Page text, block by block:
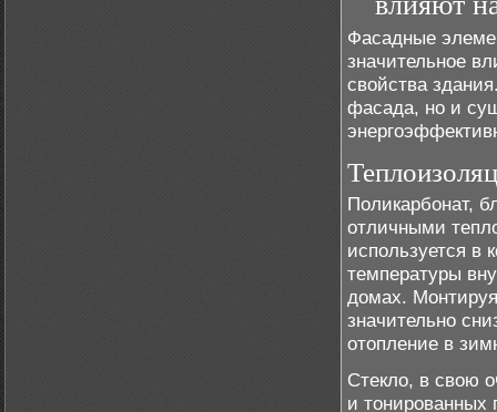
Фасадные
значительное
свойства
фасада, но и
Поликарбонат,
отличными
используется в
температуры
домах.
значительно
отопление в
Стекло, в свою
и